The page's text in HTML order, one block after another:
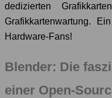
dedizierten
Grafikkartenwartung.
Hardware-Fans!
Blender: Die
einer Open-